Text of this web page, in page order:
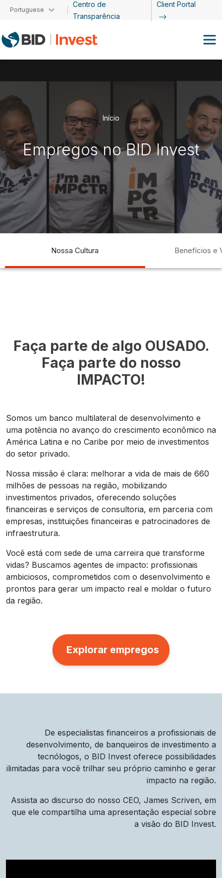
Passar para o conteúdo principal
Portuguese
Centro de
Transparência
Client Portal
Início
Empregos no BID Invest
Nossa Cultura Benefícios e
Faça parte de algo OUSADO.
Faça parte do nosso
IMPACTO!
Somos um banco multilateral de desenvolvimento e
uma potência no avanço do crescimento econômico na
América Latina e no Caribe por meio de investimentos
do setor privado.
Nossa missão é clara: melhorar a vida de mais de 660
milhões de pessoas na região, mobilizando
investimentos privados, oferecendo soluções
financeiras e serviços de consultoria, em parceria com
empresas, instituições financeiras e patrocinadores de
infraestrutura.
Você está com sede de uma carreira que transforme
vidas? Buscamos agentes de impacto: profissionais
ambiciosos, comprometidos com o desenvolvimento e
prontos para gerar um impacto real e moldar o futuro
da região.
Explorar empregos
De especialistas financeiros a profissionais de
desenvolvimento, de banqueiros de investimento a
tecnólogos, o BID Invest oferece possibilidades
ilimitadas para você trilhar seu próprio caminho e gerar
impacto na região.
Assista ao discurso do nosso CEO, James Scriven, em
que ele compartilha uma apresentação especial sobre
a visão do BID Invest.